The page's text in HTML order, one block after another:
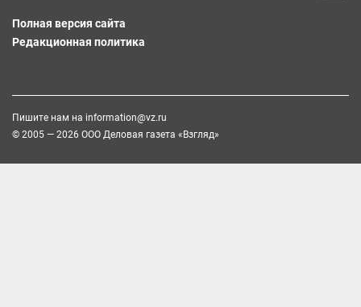
Полная версия сайта
Редакционная политика
Пишите нам на information@vz.ru
© 2005 — 2026 ООО Деловая газета «Взгляд»